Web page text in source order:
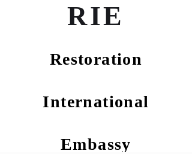
RIE
Restoration
International
Embassy